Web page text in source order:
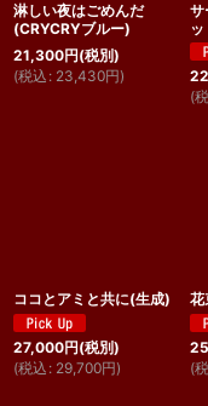
淋しい夜はごめんだ
(CRYCRYブルー)
21,300円(税別)
(税込 : 23,430円)
サ
(
ココとアミと共に(生成)
27,000円(税別)
(税込 : 29,700円)
花
(